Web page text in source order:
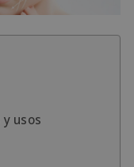
usos